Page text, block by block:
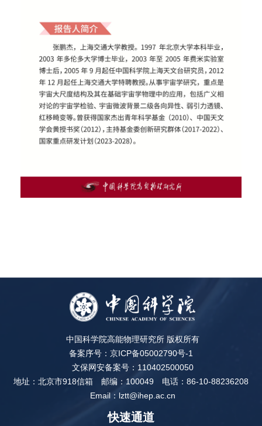
中国科学院高能物理研究所 版权所有
备案序号：京ICP备05002790号-1
文保网安备案号：110402500050
地址：北京市918信箱
邮编：100049
电话：86-10-88236208
Email：lztt@ihep.ac.cn
快速通道